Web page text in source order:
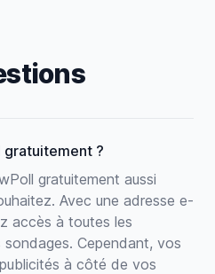
gratuitement ?
gratuitement aussi
Avec une adresse e-
accès à toutes les
Cependant, vos
à côté de vos